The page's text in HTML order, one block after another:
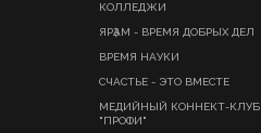
КОЛЛЕДЖИ
ЯРҘАМ - ВРЕМЯ ДОБРЫХ ДЕЛ
ВРЕМЯ НАУКИ
СЧАСТЬЕ - ЭТО ВМЕСТЕ
МЕДИЙНЫЙ КОННЕКТ-КЛУБ
"ПРОФИ"